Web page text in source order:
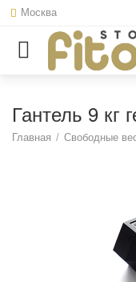
Москва
Гантель 9 кг
Главная / Свободные